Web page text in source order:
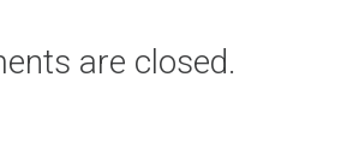
are closed.